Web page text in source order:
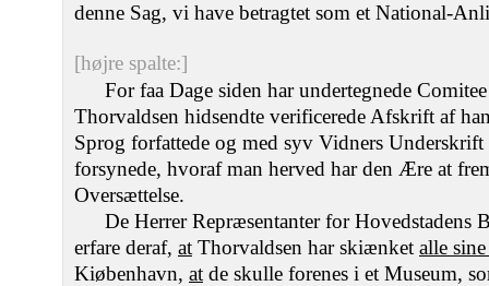
denne Sag, vi have betragtet som et National-
[højre spalte:]
For faa Dage siden har undertegnede
Thorvaldsen hidsendte verificerede Afskrift af
Sprog forfattede og med syv Vidners
forsynede, hvoraf man herved har den Ære at
Oversættelse.
De Herrer Repræsentanter for Hovedstadens
erfare deraf, at Thorvaldsen har skiænket alle
Kiøbenhavn, at de skulle forenes i et Museum,